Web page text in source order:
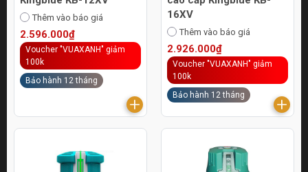
Thêm vào báo giá
2.596.000₫
Voucher "VUAXANH" giảm
100k
Bảo hành 12 tháng
16XV
Thêm vào báo giá
2.926.000₫
Voucher "VUAXANH" giảm
100k
Bảo hành 12 tháng